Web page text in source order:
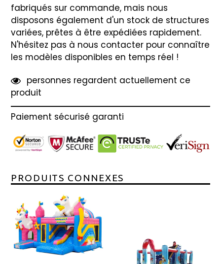
fabriqués sur commande, mais nous
disposons également d'un stock de structures
variées, prêtes à être expédiées rapidement.
N'hésitez pas à nous contacter pour connaître
les modèles disponibles en temps réel !
47 personnes regardent actuellement ce
produit
Paiement sécurisé garanti
PRODUITS CONNEXES